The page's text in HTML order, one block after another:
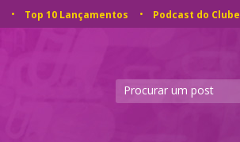
Top 10 Lançamentos Podcast do Clube